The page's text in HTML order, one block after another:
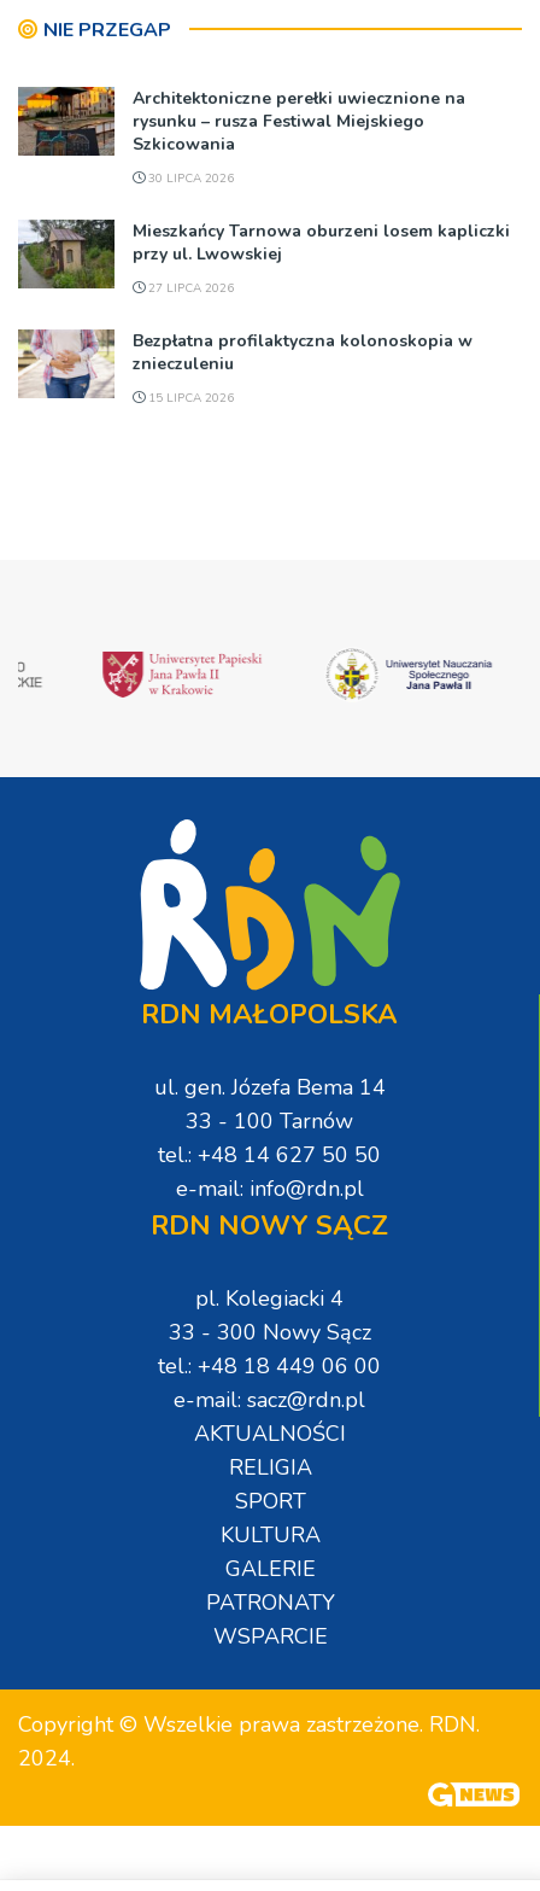
NIE PRZEGAP
Architektoniczne perełki uwiecznione na
rysunku – rusza Festiwal Miejskiego
Szkicowania
30 LIPCA 2026
Mieszkańcy Tarnowa oburzeni losem kapliczki
przy ul. Lwowskiej
27 LIPCA 2026
Bezpłatna profilaktyczna kolonoskopia w
znieczuleniu
15 LIPCA 2026
RDN MAŁOPOLSKA
ul. gen. Józefa Bema 14
33 - 100 Tarnów
tel.: +48 14 627 50 50
e-mail: info@rdn.pl
RDN NOWY SĄCZ
pl. Kolegiacki 4
33 - 300 Nowy Sącz
tel.: +48 18 449 06 00
e-mail: sacz@rdn.pl
AKTUALNOŚCI
RELIGIA
SPORT
KULTURA
GALERIE
PATRONATY
WSPARCIE
Copyright © Wszelkie prawa zastrzeżone. RDN.
2024.